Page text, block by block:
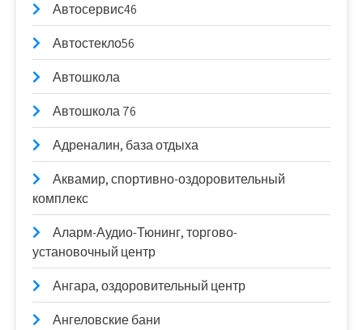
Автосервис46
Автостекло56
Автошкола
Автошкола 76
Адреналин, база отдыха
Аквамир, спортивно-оздоровительный
комплекс
Аларм-Аудио-Тюнинг, торгово-
установочный центр
Ангара, оздоровительный центр
Ангеловские бани